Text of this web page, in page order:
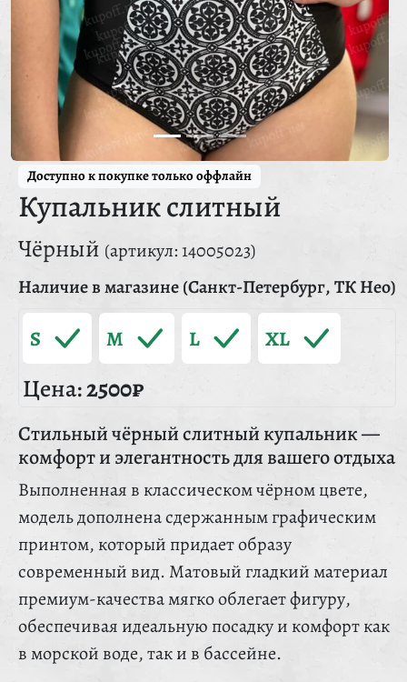
Доступно к покупке только оффлайн
Купальник слитный
Чёрный (артикул: 14005023)
Наличие в магазине (Санкт-Петербург, ТК Нео)
S M L XL
Цена:2500₽
Стильный чёрный слитный купальник —
комфорт и элегантность для вашего отдыха
Выполненная в классическом чёрном цвете,
модель дополнена сдержанным графическим
принтом, который придает образу
современный вид. Матовый гладкий материал
премиум-качества мягко облегает фигуру,
обеспечивая идеальную посадку и комфорт как
в морской воде, так и в бассейне.